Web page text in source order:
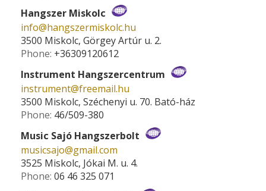
Hangszer Miskolc
info­@­hangszermiskolc.hu
3500 Miskolc, Görgey Artúr u. 2.
Phone: +36309120612
Instrument Hangszercentrum
instrument­@­freemail.hu
3500 Miskolc, Széchenyi u. 70. Bató-ház
Phone: 46/509-380
Music Sajó Hangszerbolt
musicsajo­@­gmail.com
3525 Miskolc, Jókai M. u. 4.
Phone: 06 46 325 071